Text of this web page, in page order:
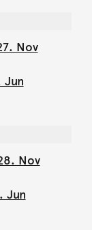
Nov
Jun
Nov
Jun